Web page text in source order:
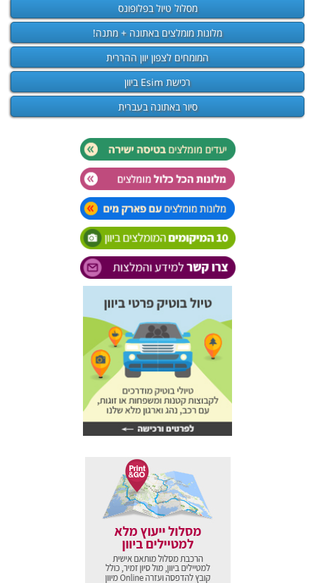
מסלול טיול בפלופונס
מלונות מומלצים באתונה + מתנה!
המומחים לצפון יוון ההררית
רכישת Esim ביוון
סיור באתונה בעברית